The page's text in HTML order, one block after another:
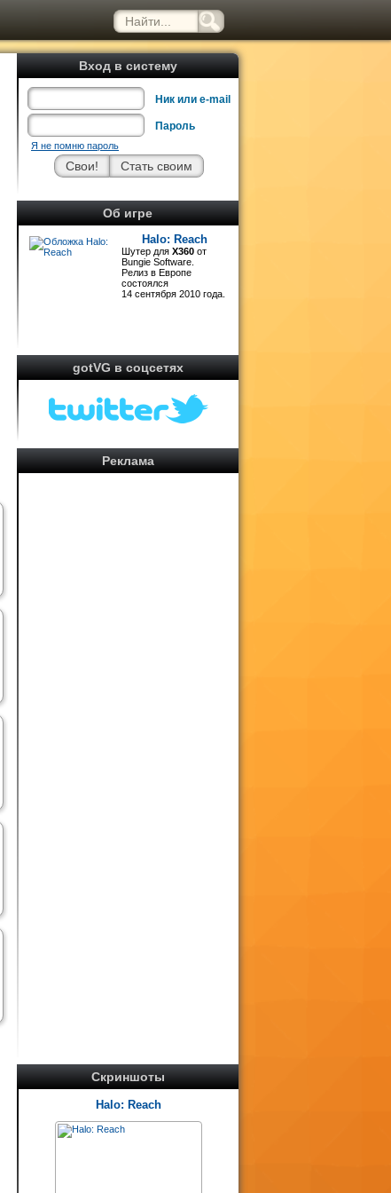
Вход в систему
Ник или e-mail
Пароль
Я не помню пароль
Об игре
Halo: Reach
Шутер для X360 от
Bungie Software.
Релиз в Европе
состоялся
14 сентября 2010 года.
gotVG в соцсетях
Реклама
Скриншоты
Halo: Reach